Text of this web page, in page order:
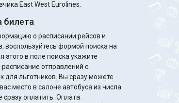
East West Eurolines.
билета
о расписании рейсов и
воспользуйтесь формой поиска на
этого в поле поиска укажите
отправлений с
Вы сразу можете
место в салоне автобуса из числа
оплатить. Оплата